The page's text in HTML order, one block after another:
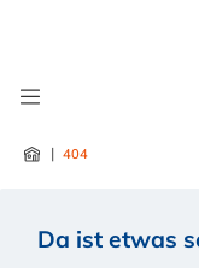
| 404
Da ist etwas